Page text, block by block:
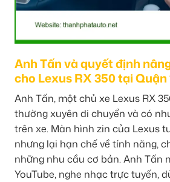
Anh Tấn và quyết định
cho Lexus RX 350 tại Quận
Anh Tấn, một chủ xe Lexus RX
thường xuyên di chuyển và có
trên xe. Màn hình zin của Lexus
nhưng lại hạn chế về tính năng,
những nhu cầu cơ bản. Anh Tấn
YouTube, nghe nhạc trực tuyến,